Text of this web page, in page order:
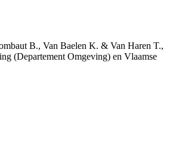
B., Van Baelen K. & Van Haren T.,
(Departement Omgeving) en Vlaamse